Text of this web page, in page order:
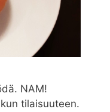
NAM!
tilaisuuteen.